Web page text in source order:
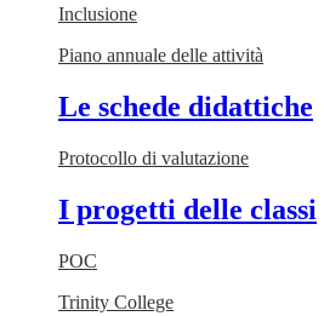
Inclusione
Piano annuale delle attività
Le schede didattiche
Protocollo di valutazione
I progetti delle classi
POC
Trinity College